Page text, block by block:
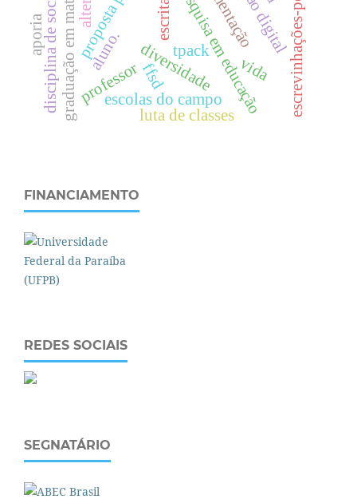
pesquisa em educação
escrita escrevinhações-poéticas
diversidade
tpack
escolas do campo
ffsd vida
professor
aluno.
aporia
luta de classes
FINANCIAMENTO
REDES SOCIAIS
SEGNATÁRIO